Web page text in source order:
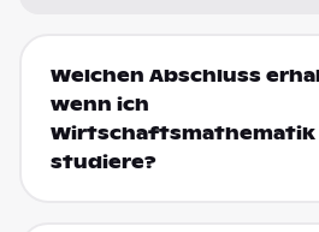
Welchen Abschluss
wenn ich
Wirtschaftsmathematik
studiere?